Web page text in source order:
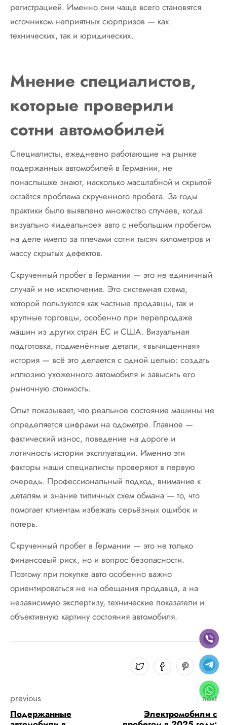
регистрацией. Именно они чаще всего становятся
источником неприятных сюрпризов — как
технических, так и юридических.
Мнение специалистов,
которые проверили
сотни автомобилей
Специалисты, ежедневно работающие на рынке
подержанных автомобилей в Германии, не
понаслышке знают, насколько масштабной и скрытой
остаётся проблема скрученного пробега. За годы
практики было выявлено множество случаев, когда
визуально «идеальное» авто с небольшим пробегом
на деле имело за плечами сотни тысяч километров и
массу скрытых дефектов.
Скрученный пробег в Германии — это не единичный
случай и не исключение. Это системная схема,
которой пользуются как частные продавцы, так и
крупные торговцы, особенно при перепродаже
машин из других стран ЕС и США. Визуальная
подготовка, подменённые детали, «вычищенная»
история — всё это делается с одной целью: создать
иллюзию ухоженного автомобиля и завысить его
рыночную стоимость.
Опыт показывает, что реальное состояние машины не
определяется цифрами на одометре. Главное —
фактический износ, поведение на дороге и
логичность истории эксплуатации. Именно эти
факторы наши специалисты проверяют в первую
очередь. Профессиональный подход, внимание к
деталям и знание типичных схем обмана — то, что
помогает клиентам избежать серьёзных ошибок и
потерь.
Скрученный пробег в Германии — это не только
финансовый риск, но и вопрос безопасности.
Поэтому при покупке авто особенно важно
ориентироваться не на обещания продавца, а на
независимую экспертизу, технические показатели и
объективную картину состояния автомобиля.
previous
Подержанные
next
Электромобили с